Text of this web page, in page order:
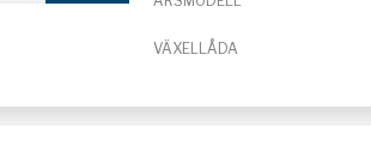
VÄXELLÅDA